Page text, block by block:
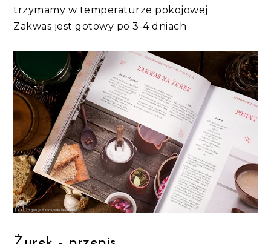
trzymamy w temperaturze pokojowej.
Zakwas jest gotowy po 3-4 dniach